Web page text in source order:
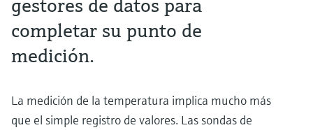
gestores de datos para
completar su punto de
medición.
La medición de la temperatura implica mucho más
que el simple registro de valores. Las sondas de